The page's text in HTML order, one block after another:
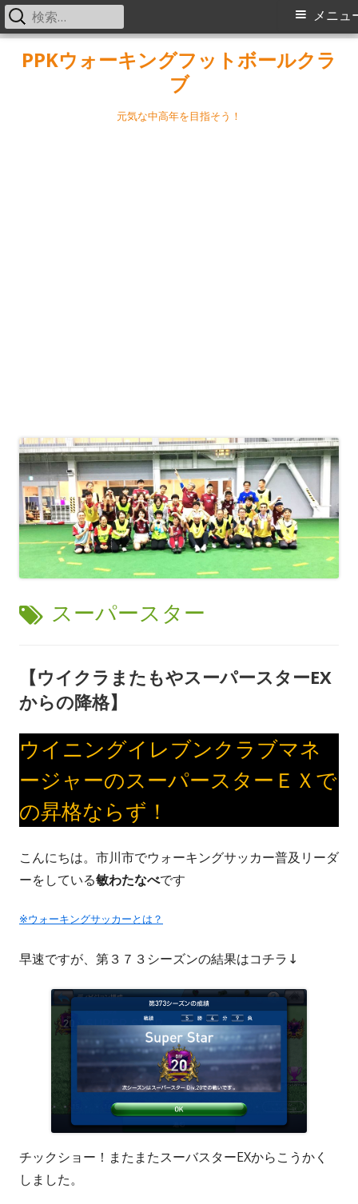
PPKウォーキングフットボールクラ
ブ
元気な中高年を目指そう！
メ
メニュ
検
索:
タ
スーパースター
【ウイクラまたもやスーパースターEX
からの降格】
ウイニングイレブンクラブマネ
ージャーのスーパースターＥＸで
の昇格ならず！
こんにちは。市川市でウォーキングサッカー普及リーダ
ーをしている敏わたなべです
※ウォーキングサッカーとは？
早速ですが、第３７３シーズンの結果はコチラ↓
チックショー！またまたスーバスターEXからこうかく
しました。